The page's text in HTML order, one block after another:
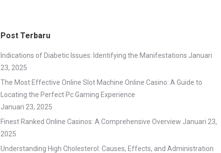
Post Terbaru
Indications of Diabetic Issues: Identifying the Manifestations Januari
23, 2025
The Most Effective Online Slot Machine Online Casino: A Guide to
Locating the Perfect Pc Gaming Experience
Januari 23, 2025
Finest Ranked Online Casinos: A Comprehensive Overview Januari 23,
2025
Understanding High Cholesterol: Causes, Effects, and Administration